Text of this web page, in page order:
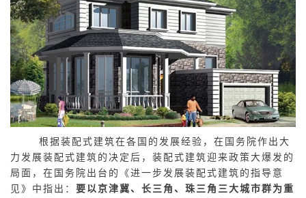
根据装配式建筑在各国的发展经验，在国务院作出大
力发展装配式建筑的决定后，装配式建筑迎来政策大爆发的
局面，在国务院出台的《进一步发展装配式建筑的指导意
见》中指出： 要以京津冀、长三角、珠三角三大城市群为重